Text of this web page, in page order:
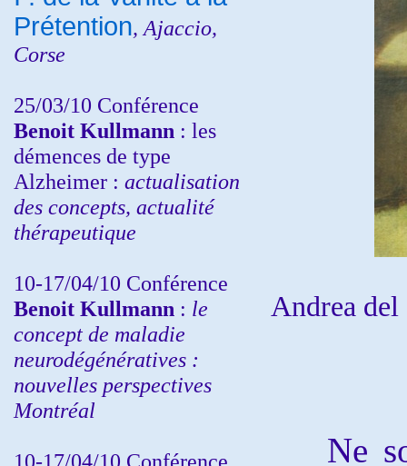
Prétention, Ajaccio,
Corse
25/03/10 Conférence
Benoit Kullmann : les
démences de type
Alzheimer : actualisation
des concepts, actualité
thérapeutique
10-17/04/10 Conférence
Benoit Kullmann : le
concept de maladie
neurodégénératives :
nouvelles perspectives
Montréal
10-17/04/10 Conférence
Andrea
Ne